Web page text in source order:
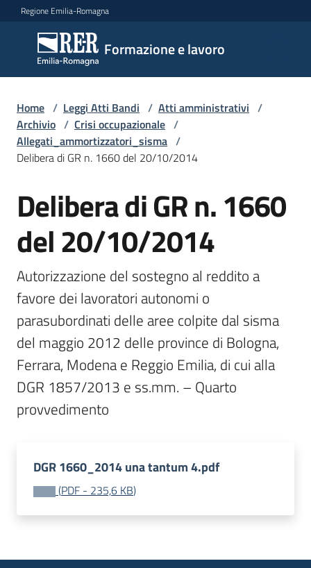
Vai al contenuto
Vai alla navigazione
Vai al footer
Regione Emilia-Romagna
Formazione e lavoro
Formazione
e lavoro
Argomenti
Servizi
Leggi
Atti
Bandi
Piani
Programmi
Progetti
Fondo
sociale
Home / Leggi Atti Bandi / Atti amministrativi /
Archivio / Crisi occupazionale /
Allegati_ammortizzatori_sisma /
Delibera di GR n. 1660 del 20/10/2014
Delibera di GR n. 1660
del 20/10/2014
Autorizzazione del sostegno al reddito a
favore dei lavoratori autonomi o
parasubordinati delle aree colpite dal sisma
del maggio 2012 delle province di Bologna,
Ferrara, Modena e Reggio Emilia, di cui alla
DGR 1857/2013 e ss.mm. – Quarto
DGR 1660_2014 una tantum 4.pdf
(PDF - 235,6 KB)